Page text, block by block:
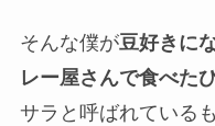
そんな僕が豆好きに
レー屋さんで食べた
サラと呼ばれている